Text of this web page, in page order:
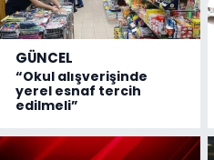
GÜNCEL
“Okul alışverişinde
yerel esnaf tercih
edilmeli”